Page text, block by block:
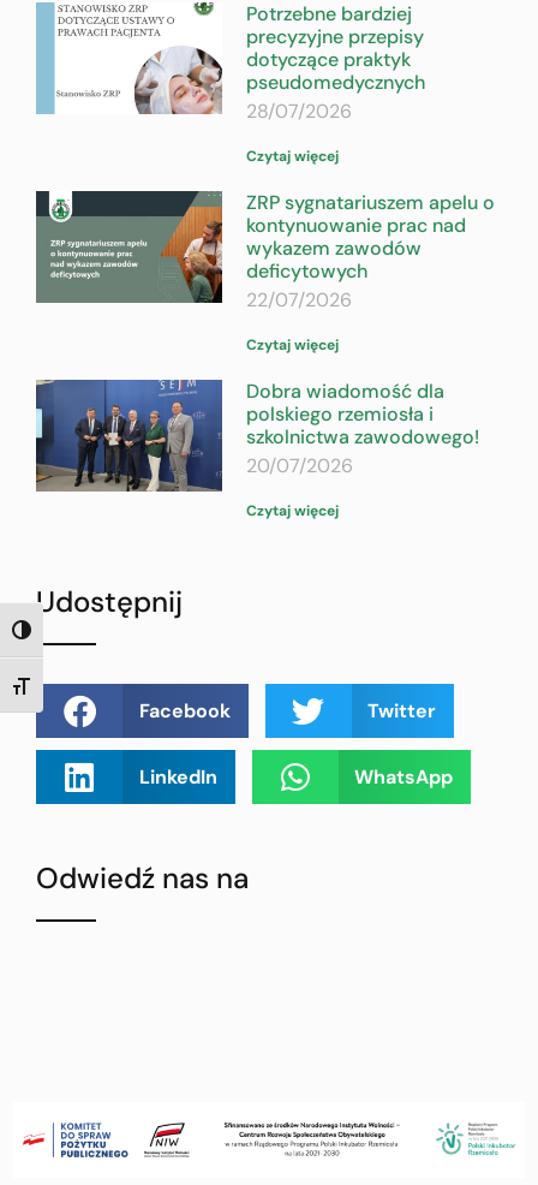
TOGGLE HIGH CONTRAST
TOGGLE FONT SIZE
Potrzebne bardziej
precyzyjne przepisy
dotyczące praktyk
pseudomedycznych
28/07/2026
Czytaj więcej
ZRP sygnatariuszem apelu o
kontynuowanie prac nad
wykazem zawodów
deficytowych
22/07/2026
Czytaj więcej
Dobra wiadomość dla
polskiego rzemiosła i
szkolnictwa zawodowego!
20/07/2026
Czytaj więcej
Udostępnij
Facebook Twitter
LinkedIn WhatsApp
Odwiedź nas na